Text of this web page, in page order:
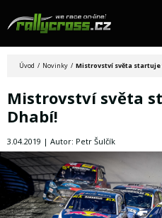
Úvod / Novinky / Mistrovství světa startuje
Mistrovství světa
Dhabí!
3.04.2019 | Autor: Petr Šulčík